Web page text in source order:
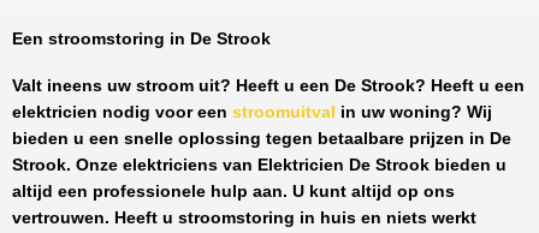
Een stroomstoring in De Strook
Valt ineens uw stroom uit? Heeft u een De Strook? Heeft u een
elektricien nodig voor een stroomuitval in uw woning? Wij
bieden u een snelle oplossing tegen betaalbare prijzen in De
Strook. Onze elektriciens van Elektricien De Strook bieden u
altijd een professionele hulp aan. U kunt altijd op ons
vertrouwen. Heeft u stroomstoring in huis en niets werkt